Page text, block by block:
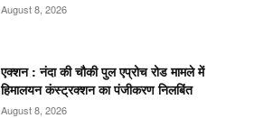
August 8, 2026
एक्शन : नंदा की चौकी पुल एप्रोच रोड मामले में
हिमालयन कंस्ट्रक्शन का पंजीकरण निलबिंत
August 8, 2026